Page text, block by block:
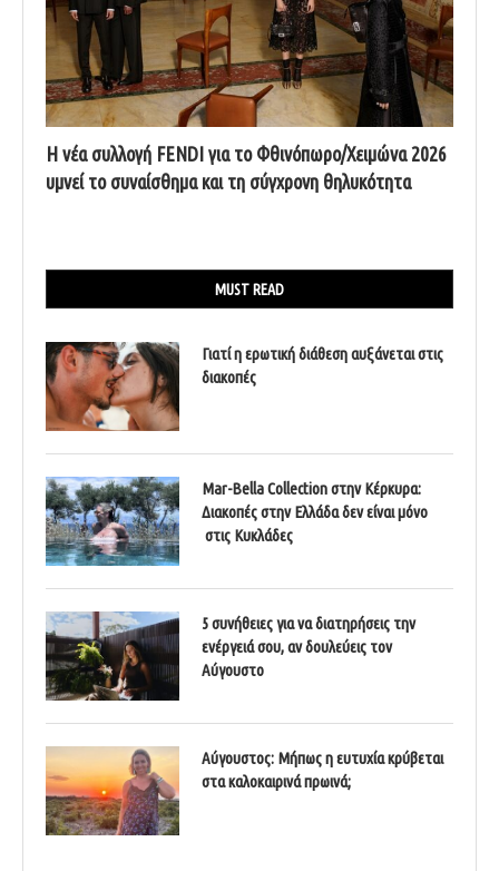
Η νέα συλλογή FENDI για το Φθινόπωρο/Χειμώνα 2026
υμνεί το συναίσθημα και τη σύγχρονη θηλυκότητα
MUST READ
Γιατί η ερωτική διάθεση αυξάνεται στις
διακοπές
Mar-Bella Collection στην Κέρκυρα:
Διακοπές στην Ελλάδα δεν είναι μόνο
στις Κυκλάδες
5 συνήθειες για να διατηρήσεις την
ενέργειά σου, αν δουλεύεις τον
Αύγουστο
Αύγουστος: Μήπως η ευτυχία κρύβεται
στα καλοκαιρινά πρωινά;